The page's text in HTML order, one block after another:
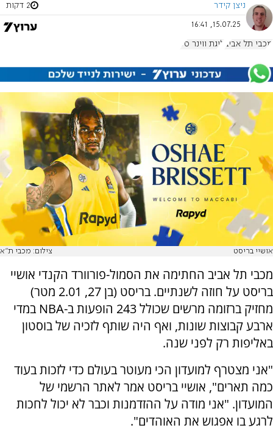
ניצן קידר 2 דקות
15.07.25, 16:41
מכבי תל אביב ליגת ווינר סל
אושיי בריסט צילום: מכבי ת"א
מכבי תל אביב החתימה את הסמול-פורוורד הקנדי אושיי
בריסט על חוזה לשנתיים. בריסט (בן 27, 2.01 מטר)
מחזיק ברזומה מרשים שכולל 243 הופעות ב-NBA במדי
ארבע קבוצות שונות, ואף היה שותף לזכיה של בוסטון
באליפות רק לפני שנה.
"אני מצטרף למועדון הכי מעוטר בעולם כדי לזכות בעוד
כמה תארים", אושיי בריסט אמר לאתר הרשמי של
המועדון. "אני מודה על ההזדמנות וכבר לא יכול לחכות
לרגע בו אפגוש את האוהדים".